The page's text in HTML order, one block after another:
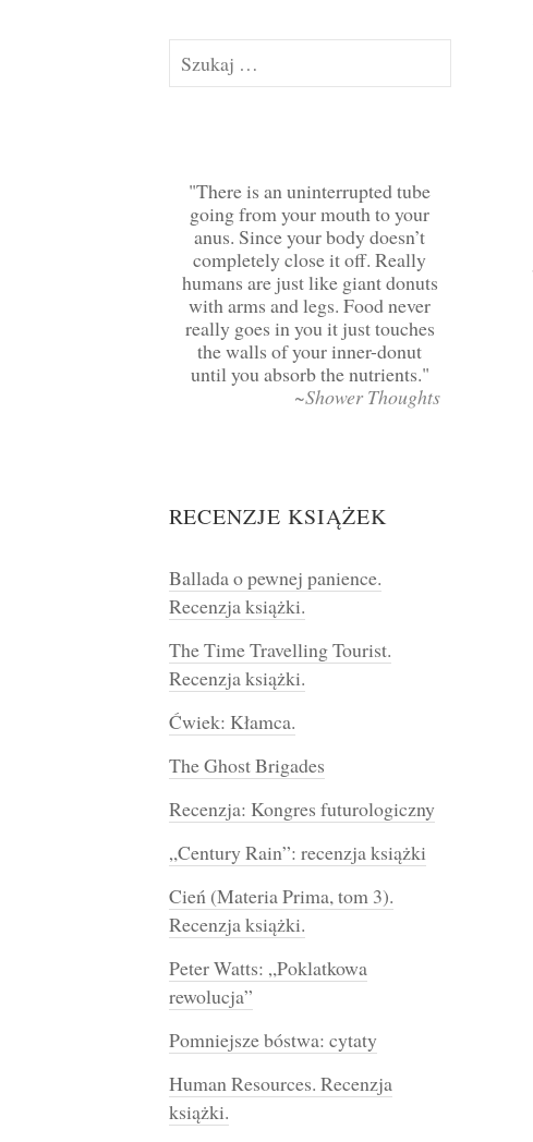
Szukaj:
There is an uninterrupted tube
going from your mouth to your
anus. Since your body doesn’t
completely close it off. Really
humans are just like giant donuts
with arms and legs. Food never
really goes in you it just touches
the walls of your inner-donut
until you absorb the nutrients.
~Shower Thoughts
RECENZJE KSIĄŻEK
Ballada o pewnej panience.
Recenzja książki.
The Time Travelling Tourist.
Recenzja książki.
Ćwiek: Kłamca.
The Ghost Brigades
Recenzja: Kongres futurologiczny
„Century Rain”: recenzja książki
Cień (Materia Prima, tom 3).
Recenzja książki.
Peter Watts: „Poklatkowa
rewolucja”
Pomniejsze bóstwa: cytaty
Human Resources. Recenzja
książki.